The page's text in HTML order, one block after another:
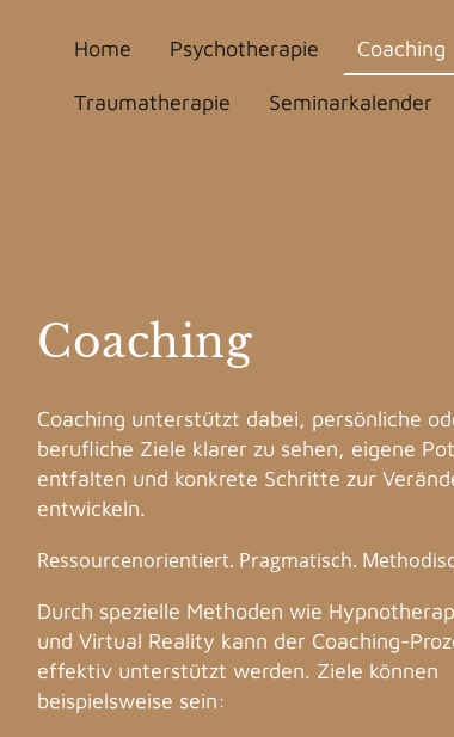
Home Psychotherapie Coaching
Traumatherapie Seminarkalender
Coaching
Coaching unterstützt dabei, persönliche
berufliche Ziele klarer zu sehen, eigene
entfalten und konkrete Schritte zur
entwickeln.
Ressourcenorientiert. Pragmatisch.
Durch spezielle Methoden wie
und Virtual Reality kann der Coaching-
effektiv unterstützt werden. Ziele können
beispielsweise sein: